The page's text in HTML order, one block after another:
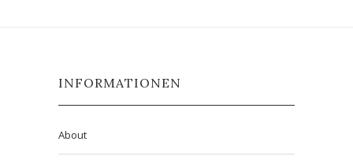
INFORMATIONEN
About